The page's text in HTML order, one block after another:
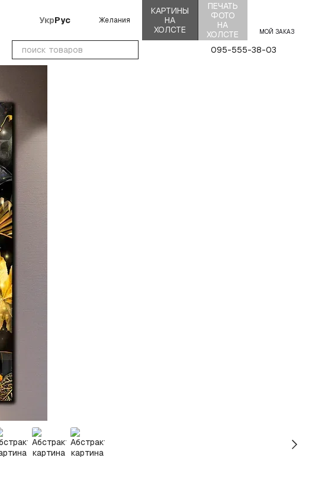
УкрРус Желания
КАРТИНЫ
НА
ХОЛСТЕ
ПЕЧАТЬ
ФОТО
НА
ХОЛСТЕ
МОЙ ЗАКАЗ
095-555-38-03